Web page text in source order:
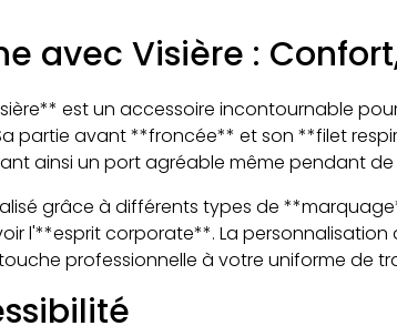
avec Visière :
est un accessoire incontournable
partie avant **froncée** et son **filet
ainsi un port agréable même pendant
grâce à différents types de
l'**esprit corporate**. La
professionnelle à votre uniforme de